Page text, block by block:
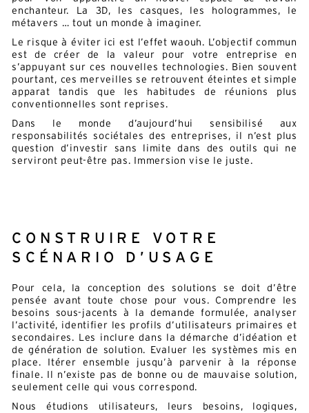
enchanteur. La 3D, les casques, les hologrammes, le
métavers … tout un monde à imaginer.
Le risque à éviter ici est l’effet waouh. L’objectif commun
est de créer de la valeur pour votre entreprise en
s’appuyant sur ces nouvelles technologies. Bien souvent
pourtant, ces merveilles se retrouvent éteintes et simple
apparat tandis que les habitudes de réunions plus
conventionnelles sont reprises.
Dans le monde d’aujourd’hui sensibilisé aux
responsabilités sociétales des entreprises, il n’est plus
question d’investir sans limite dans des outils qui ne
serviront peut-être pas. Immersion vise le juste.
CONSTRUIRE VOTRE
SCÉNARIO D’USAGE
Pour cela, la conception des solutions se doit d’être
pensée avant toute chose pour vous. Comprendre les
besoins sous-jacents à la demande formulée, analyser
l’activité, identifier les profils d’utilisateurs primaires et
secondaires. Les inclure dans la démarche d’idéation et
de génération de solution. Evaluer les systèmes mis en
place. Itérer ensemble jusqu’à parvenir à la réponse
finale. Il n’existe pas de bonne ou de mauvaise solution,
seulement celle qui vous correspond.
Nous étudions utilisateurs, leurs besoins, logiques,